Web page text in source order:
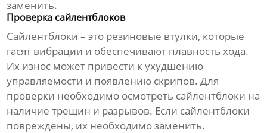
заменить.
Проверка сайлентблоков
Сайлентблоки – это резиновые втулки, которые
гасят вибрации и обеспечивают плавность хода.
Их износ может привести к ухудшению
управляемости и появлению скрипов. Для
проверки необходимо осмотреть сайлентблоки на
наличие трещин и разрывов. Если сайлентблоки
повреждены, их необходимо заменить.